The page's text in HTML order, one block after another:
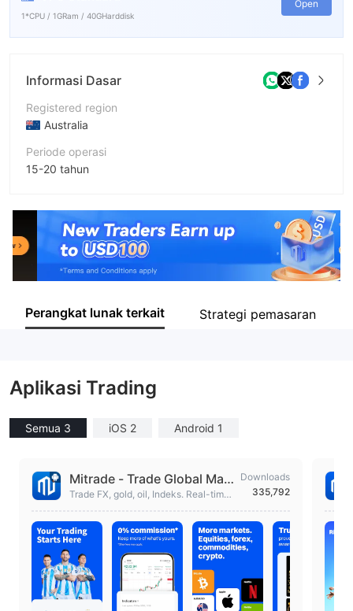
1*CPU / 1GRam / 40GHarddisk
Open
Informasi Dasar
Registered region
Australia
Periode operasi
15-20 tahun
Mitrade Global Pty Ltd
Perangkat lunak terkait Strategi pemasaran
Aplikasi Trading
Semua 3 iOS 2 Android 1
Mitrade - Trade Global Mark
ets
Trade FX, gold, oil, Indeks. Real-time
Downloads
335,792